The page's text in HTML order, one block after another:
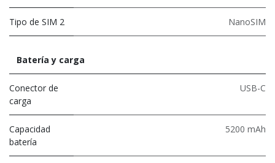
Tipo de SIM 2 NanoSIM
Batería y carga
Conector de
carga
USB-C
Capacidad
batería
5200 mAh